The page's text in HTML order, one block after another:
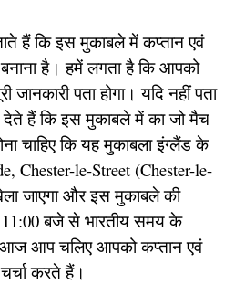
हैं कि इस मुकाबले में कप्तान एवं
है। हमें लगता है कि आपको
पता होगा। यदि नहीं पता
देते हैं कि इस मुकाबले में का जो मैच
चाहिए कि यह मुकाबला इंग्लैंड के
Chester-le-Street (Chester-le-
जाएगा और इस मुकाबले की
बजे से भारतीय समय के
आप चलिए आपको कप्तान एवं
करते हैं।